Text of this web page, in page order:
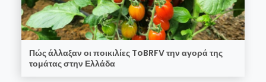
Πώς άλλαξαν οι ποικιλίες ToBRFV την αγορά της
τομάτας στην Ελλάδα